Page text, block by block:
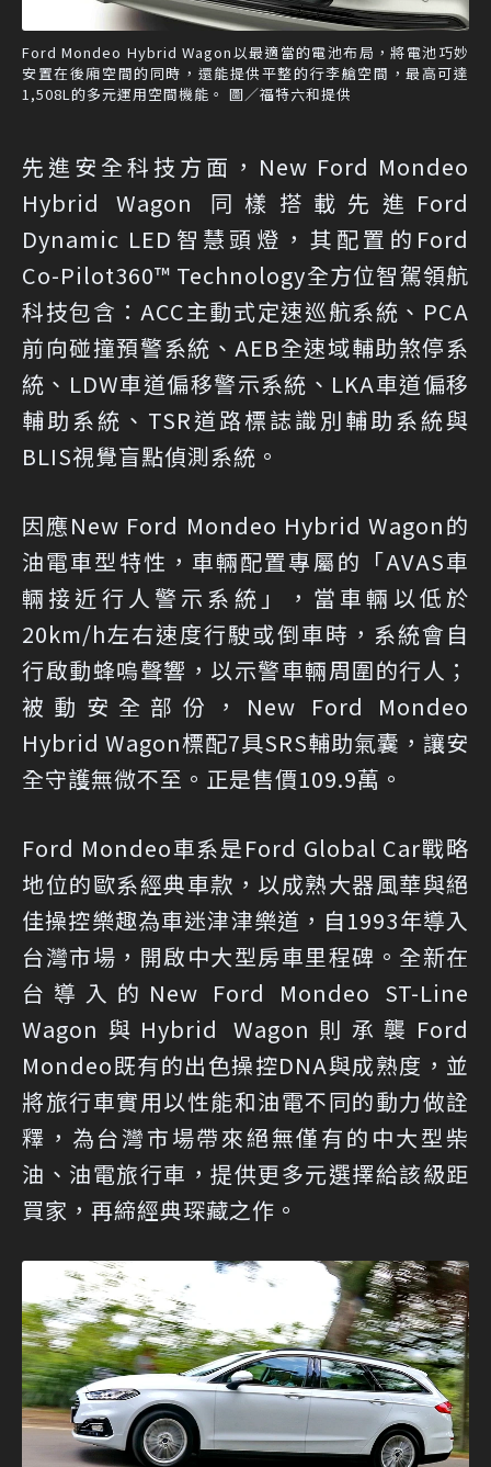
Ford Mondeo Hybrid Wagon以最適當的電池布局，將電池巧妙
安置在後廂空間的同時，還能提供平整的行李艙空間，最高可達
1,508L的多元運用空間機能。 圖／福特六和提供
先進安全科技方面，New Ford Mondeo
Hybrid Wagon 同樣搭載先進Ford
Dynamic LED智慧頭燈，其配置的Ford
Co-Pilot360™ Technology全方位智駕領航
科技包含：ACC主動式定速巡航系統、PCA
前向碰撞預警系統、AEB全速域輔助煞停系
統、LDW車道偏移警示系統、LKA車道偏移
輔助系統、TSR道路標誌識別輔助系統與
BLIS視覺盲點偵測系統。
因應New Ford Mondeo Hybrid Wagon的
油電車型特性，車輛配置專屬的「AVAS車
輛接近行人警示系統」，當車輛以低於
20km/h左右速度行駛或倒車時，系統會自
行啟動蜂嗚聲響，以示警車輛周圍的行人；
被動安全部份，New Ford Mondeo
Hybrid Wagon標配7具SRS輔助氣囊，讓安
全守護無微不至。正是售價109.9萬。
Ford Mondeo車系是Ford Global Car戰略
地位的歐系經典車款，以成熟大器風華與絕
佳操控樂趣為車迷津津樂道，自1993年導入
台灣市場，開啟中大型房車里程碑。全新在
台導入的New Ford Mondeo ST-Line
Wagon與Hybrid Wagon則承襲Ford
Mondeo既有的出色操控DNA與成熟度，並
將旅行車實用以性能和油電不同的動力做詮
釋，為台灣市場帶來絕無僅有的中大型柴
油、油電旅行車，提供更多元選擇給該級距
買家，再締經典琛藏之作。